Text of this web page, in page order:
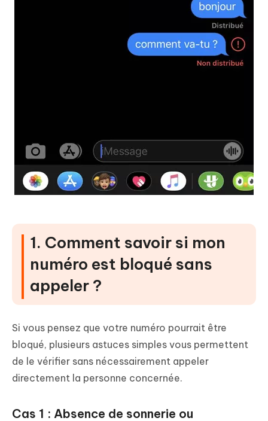
1. Comment savoir si mon
numéro est bloqué sans
appeler ?
Si vous pensez que votre numéro pourrait être
bloqué, plusieurs astuces simples vous permettent
de le vérifier sans nécessairement appeler
directement la personne concernée.
Cas 1 : Absence de sonnerie ou